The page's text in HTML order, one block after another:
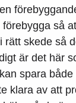
så
rätt skede så
är det här
spara
klara av att